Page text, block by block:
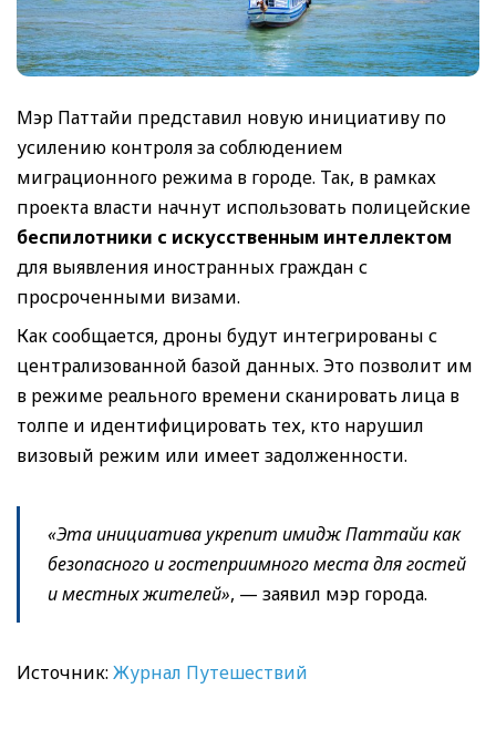
Мэр Паттайи представил новую инициативу по
усилению контроля за соблюдением
миграционного режима в городе. Так, в рамках
проекта власти начнут использовать полицейские
беспилотники с искусственным интеллектом
для выявления иностранных граждан с
просроченными визами.
Как сообщается, дроны будут интегрированы с
централизованной базой данных. Это позволит им
в режиме реального времени сканировать лица в
толпе и идентифицировать тех, кто нарушил
визовый режим или имеет задолженности.
«Эта инициатива укрепит имидж Паттайи как
безопасного и гостеприимного места для гостей
и местных жителей», — заявил мэр города.
Источник: Журнал Путешествий